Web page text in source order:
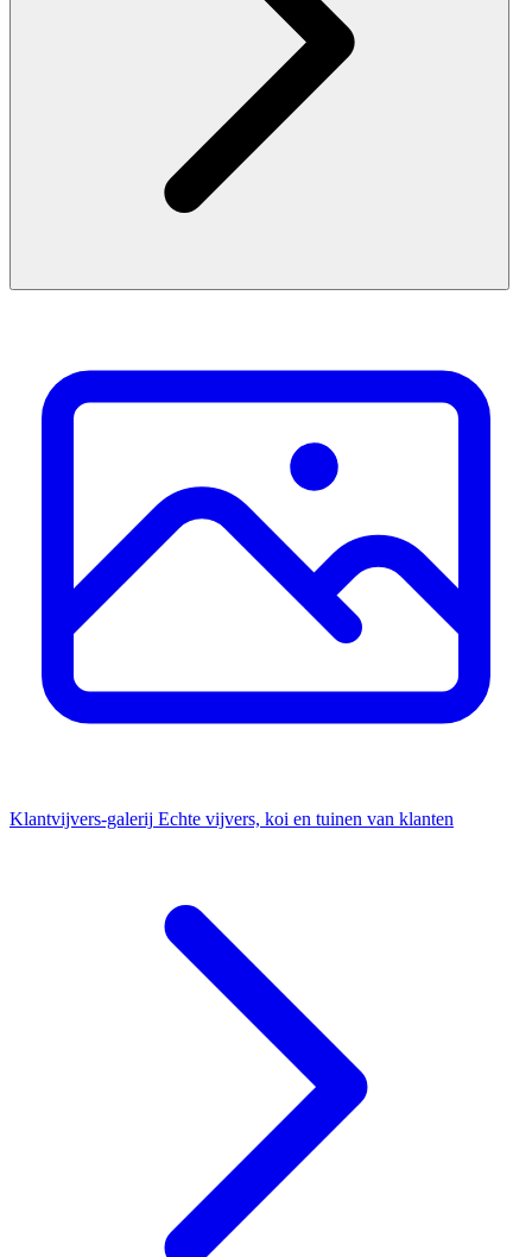
Klantvijvers-galerij Echte vijvers, koi en tuinen van klanten